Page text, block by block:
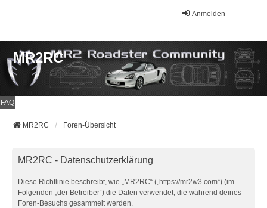
Anmelden
MR2RC
FAQ
MR2RC Foren-Übersicht
MR2RC - Datenschutzerklärung
Diese Richtlinie beschreibt, wie „MR2RC“ („https://mr2w3.com“) (im
Folgenden „der Betreiber“) die Daten verwendet, die während deines
Foren-Besuchs gesammelt werden.